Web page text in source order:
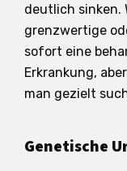
deutlich sinken.
grenzwertige
sofort eine
Erkrankung,
man gezielt
Genetische